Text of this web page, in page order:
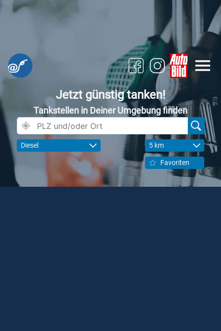
Jetzt günstig tanken!
Tankstellen in Deiner Umgebung finden
Diesel 5 km
Favoriten